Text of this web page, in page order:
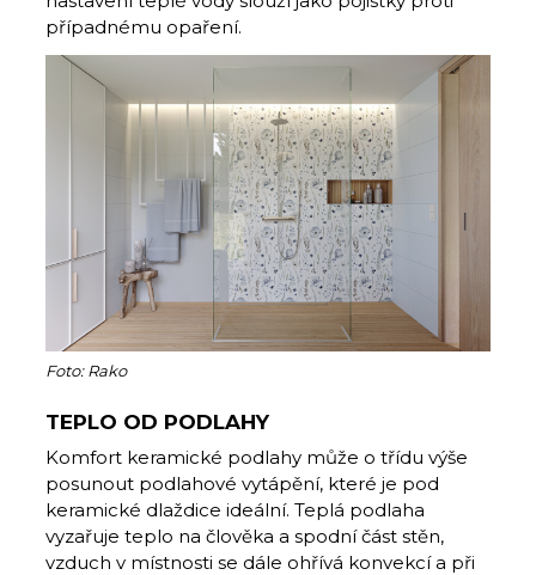
případnému opaření.
Foto: Rako
TEPLO OD PODLAHY
Komfort keramické podlahy může o třídu výše
posunout podlahové vytápění, které je pod
keramické dlaždice ideální. Teplá podlaha
vyzařuje teplo na člověka a spodní část stěn,
vzduch v místnosti se dále ohřívá konvekcí a při